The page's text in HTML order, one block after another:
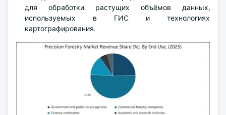
для обработки растущих объёмов данных,
используемых в ГИС и технологиях
картографирования.